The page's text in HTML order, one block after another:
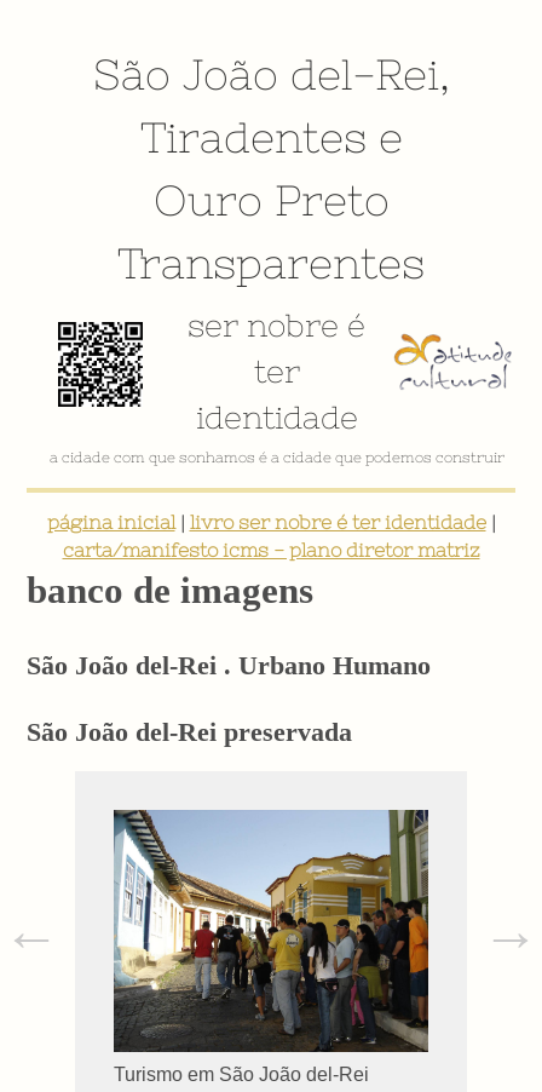
São João del-Rei,
Tiradentes e
Ouro Preto
Transparentes
ser nobre é
ter
identidade
VÍDEO INSTITUCIONAL
página inicial| livro ser nobre é ter identidade|
carta/manifesto icms - plano diretor matriz
banco de imagens
São João del-Rei . Urbano Humano
São João del-Rei preservada
Turismo em São João del-Rei
← →